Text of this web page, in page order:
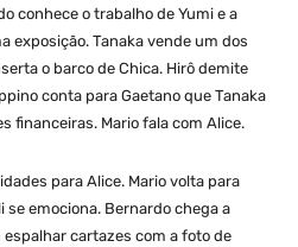
conhece o trabalho de Yumi e a
exposição. Tanaka vende um dos
o barco de Chica. Hirô demite
conta para Gaetano que Tanaka
financeiras. Mario fala com Alice.
para Alice. Mario volta para
se emociona. Bernardo chega a
cartazes com a foto de